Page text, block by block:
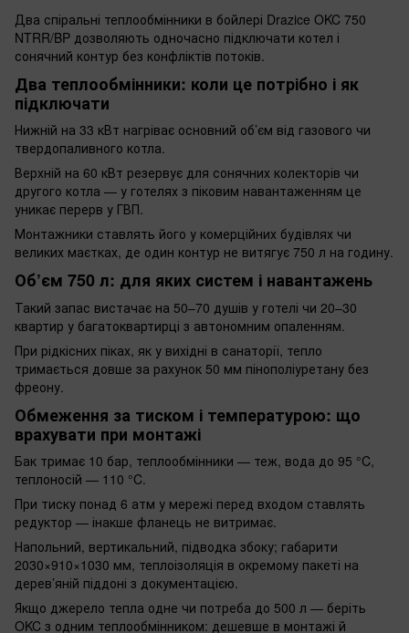
Два спіральні теплообмінники в бойлері Drazice OKC 750
NTRR/BP дозволяють одночасно підключати котел і
сонячний контур без конфліктів потоків.
Два теплообмінники: коли це потрібно і як
підключати
Нижній на 33 кВт нагріває основний об’єм від газового чи
твердопаливного котла.
Верхній на 60 кВт резервує для сонячних колекторів чи
другого котла — у готелях з піковим навантаженням це
уникає перерв у ГВП.
Монтажники ставлять його у комерційних будівлях чи
великих маєтках, де один контур не витягує 750 л на годину.
Об’єм 750 л: для яких систем і навантажень
Такий запас вистачає на 50–70 душів у готелі чи 20–30
квартир у багатоквартирці з автономним опаленням.
При рідкісних піках, як у вихідні в санаторії, тепло
тримається довше за рахунок 50 мм пінополіуретану без
фреону.
Обмеження за тиском і температурою: що
врахувати при монтажі
Бак тримає 10 бар, теплообмінники — теж, вода до 95 °C,
теплоносій — 110 °C.
При тиску понад 6 атм у мережі перед входом ставлять
редуктор — інакше фланець не витримає.
Напольний, вертикальний, підводка збоку; габарити
2030×910×1030 мм, теплоізоляція в окремому пакеті на
дерев’яній піддоні з документацією.
Якщо джерело тепла одне чи потреба до 500 л — беріть
OKC з одним теплообмінником: дешевше в монтажі й